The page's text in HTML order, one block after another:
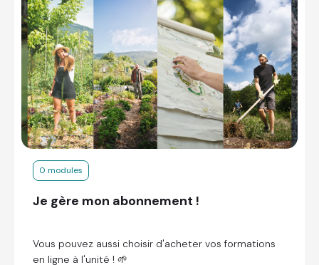
0 modules
Je gère mon abonnement !
Vous pouvez aussi choisir d'acheter vos formations
en ligne à l'unité ! 🌱